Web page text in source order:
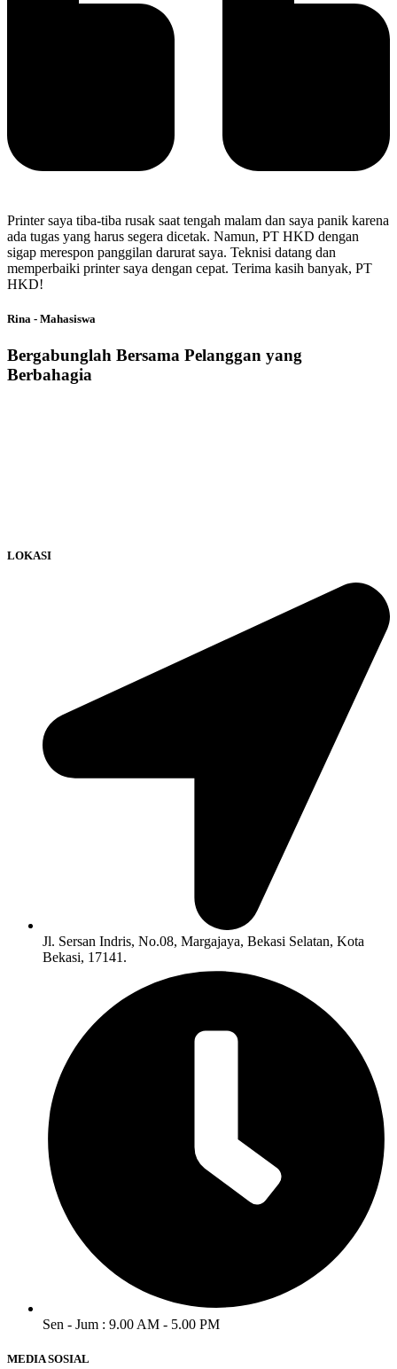
Printer saya tiba-tiba rusak saat tengah malam dan saya panik karena
ada tugas yang harus segera dicetak. Namun, PT HKD dengan
sigap merespon panggilan darurat saya. Teknisi datang dan
memperbaiki printer saya dengan cepat. Terima kasih banyak, PT
HKD!
Rina - Mahasiswa
Bergabunglah Bersama Pelanggan yang
Berbahagia
LOKASI
Jl. Sersan Indris, No.08, Margajaya, Bekasi Selatan, Kota
Bekasi, 17141.
Sen - Jum : 9.00 AM - 5.00 PM
MEDIA SOSIAL